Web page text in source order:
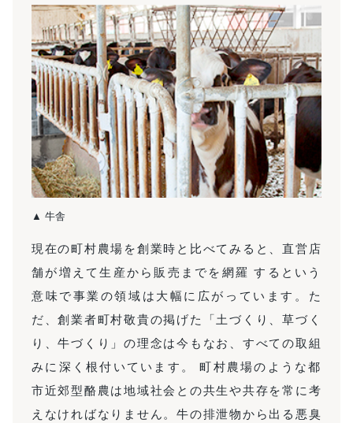
▲ 牛舎
現在の町村農場を創業時と比べてみると、直営店
舗が増えて生産から販売までを網羅 するという
意味で事業の領域は大幅に広がっています。た
だ、創業者町村敬貴の掲げた「土づくり、草づく
り、牛づくり」の理念は今もなお、すべての取組
みに深く根付いています。 町村農場のような都
市近郊型酪農は地域社会との共生や共存を常に考
えなければなりません。牛の排泄物から出る悪臭